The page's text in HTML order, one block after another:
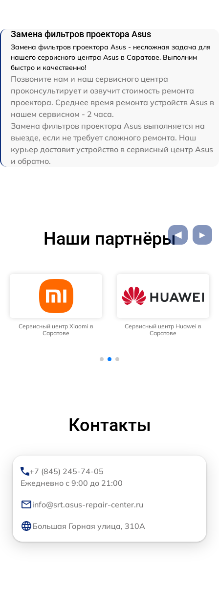
Замена фильтров проектора Asus
Замена фильтров проектора Asus - несложная задача для
нашего сервисного центра Asus в Саратове. Выполним
быстро и качественно!
Позвоните нам и наш сервисного центра
проконсультирует и озвучит стоимость ремонта
проектора. Среднее время ремонта устройств Asus в
нашем сервисном - 2 часа.
Замена фильтров проектора Asus выполняется на
выезде, если не требует сложного ремонта. Наш
курьер доставит устройство в сервисный центр Asus
и обратно.
Наши партнёры
Сервисный центр Xiaomi в
Саратове
Сервисный центр Huawei в
Саратове
Контакты
+7 (845) 245-74-05
Ежедневно с 9:00 до 21:00
info@srt.asus-repair-center.ru
Большая Горная улица, 310А